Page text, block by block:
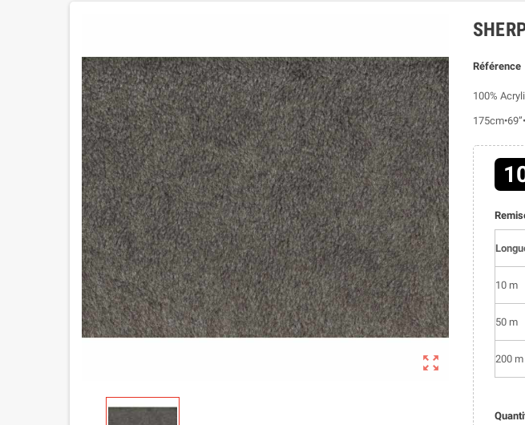

Référence
100%
10 m
50 m
200 m